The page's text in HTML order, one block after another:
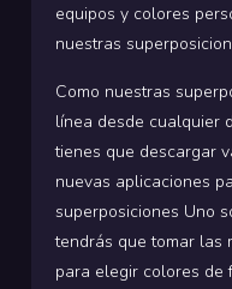
equipos y colores
nuestras
Como nuestras
línea desde cualquier
tienes que descargar
nuevas aplicaciones
superposiciones Uno
tendrás que tomar las
para elegir colores de